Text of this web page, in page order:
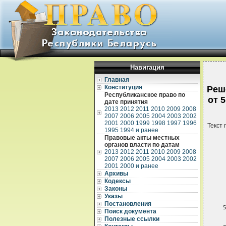
Навигация
Главная
Конституция
Республиканское право по
дате принятия
2013 2012 2011 2010 2009 2008
2007 2006 2005 2004 2003 2002
2001 2000 1999 1998 1997 1996
1995 1994 и ранее
Правовые акты местных
органов власти по датам
2013 2012 2011 2010 2009 2008
2007 2006 2005 2004 2003 2002
2001 2000 и ранее
Архивы
Кодексы
Законы
Указы
Постановления
Поиск документа
Полезные ссылки
от
Текст
МИНСКИЙ ГОРОДСКОЙ ИСПОЛНИТЕЛЬНЫЙ КОМИТЕТ

                              РЕШЕНИЕ

 5 марта 1998 г.  N 201


 О ТАРИФАХ И ЦЕНАХ НА ОТДЕЛЬНЫЕ ВИДЫ КОММУНАЛЬНЫХ УСЛУГ

===
         -----------------------------------------------------------
         Утратило силу  решением Минского